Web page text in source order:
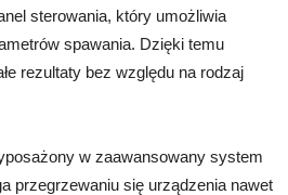
sterowania, który umożliwia
spawania. Dzięki temu
rezultaty bez względu na rodzaj
w zaawansowany system
przegrzewaniu się urządzenia nawet